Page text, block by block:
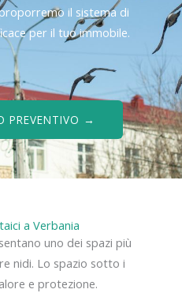
il sistema di
per il tuo immobile.
PREVENTIVO →
a Verbania
uno dei spazi più
nidi. Lo spazio sotto i
e protezione.